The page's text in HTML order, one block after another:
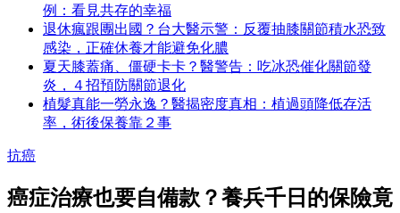
例：看見共存的幸福
退休瘋跟團出國？台大醫示警：反覆抽膝關節積水恐致
感染，正確休養才能避免化膿
夏天膝蓋痛、僵硬卡卡？醫警告：吃冰恐催化關節發
炎，４招預防關節退化
植髮真能一勞永逸？醫揭密度真相：植過頭降低存活
率，術後保養靠２事
抗癌
癌症治療也要自備款？養兵千日的保險竟